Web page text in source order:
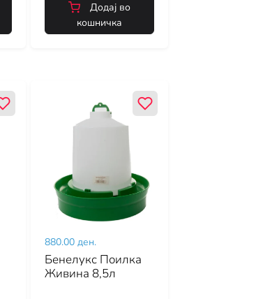
Додај во
кошничка
880.00 ден.
Бенелукс Поилка
Живина 8,5л